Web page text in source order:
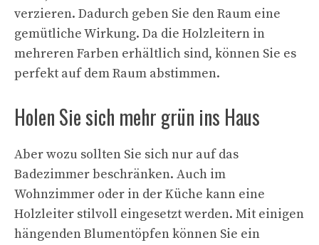
verzieren. Dadurch geben Sie den Raum eine
gemütliche Wirkung. Da die Holzleitern in
mehreren Farben erhältlich sind, können Sie es
perfekt auf dem Raum abstimmen.
Holen Sie sich mehr grün ins Haus
Aber wozu sollten Sie sich nur auf das
Badezimmer beschränken. Auch im
Wohnzimmer oder in der Küche kann eine
Holzleiter stilvoll eingesetzt werden. Mit einigen
hängenden Blumentöpfen können Sie ein